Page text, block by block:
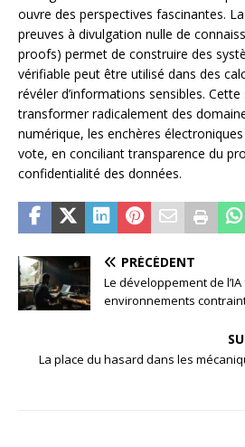
ouvre des perspectives fascinantes.
preuves à divulgation nulle de
proofs) permet de construire des
vérifiable peut être utilisé dans des
révéler d’informations sensibles.
transformer radicalement des
numérique, les enchères
vote, en conciliant transparence du
confidentialité des données.
PRÉCÉDENT
Le développement de
environnements
La place du hasard dans les